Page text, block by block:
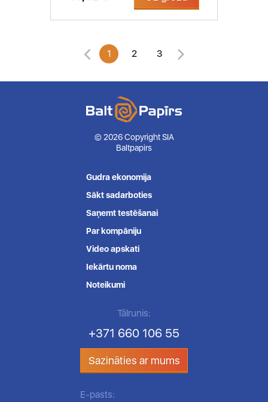
1 2 3
© 2026 Copyright SIA
Baltpapirs
Gudra ekonomija
Sākt sadarboties
Saņemt testēšanai
Par kompāniju
Video apskati
Iekārtu noma
Noteikumi
Tālrunis:
+371 660 106 55
Sazināties ar mums
E-pasts: